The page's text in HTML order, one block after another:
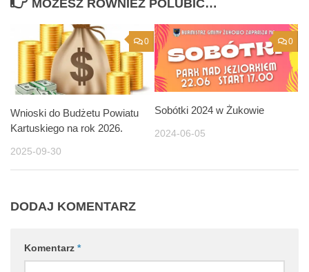
MOŻESZ RÓWNIEŻ POLUBIĆ…
0
Wnioski do Budżetu Powiatu
Kartuskiego na rok 2026.
2025-09-30
0
Sobótki 2024 w Żukowie
2024-06-05
DODAJ KOMENTARZ
Komentarz *